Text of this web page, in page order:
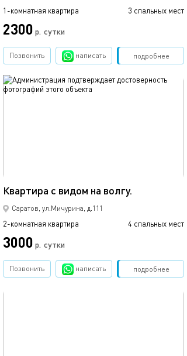
1-комнатная квартира 3 спальных мест
2300 р. сутки
подробнее
Позвонить написать Забронировать
Квартира с видом на волгу.
Саратов, ул.Мичурина, д.111
2-комнатная квартира 4 спальных мест
3000 р. сутки
обновлено 03.04.2020
подробнее
Позвонить написать Забронировать